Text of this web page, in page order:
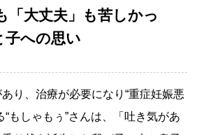
「大丈夫」も苦しかっ
子への思い
り、治療が必要になり“重症妊娠悪
もしゃもぅ”さんは、「吐き気があ